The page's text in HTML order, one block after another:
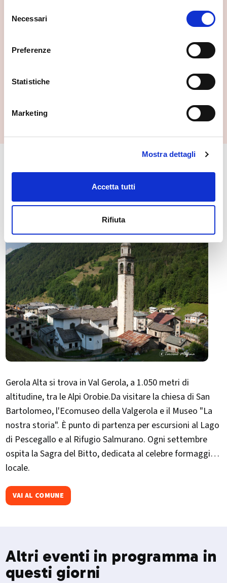
delNecessari
Preferenze
Statistiche
Marketing
Mostra dettagli
Accetta tutti
Rifiuta
🏘️ Scopri il comune di
Gerola Alta si trova in Val Gerola, a 1.050 metri di
altitudine, tra le Alpi Orobie.Da visitare la chiesa di San
Bartolomeo, l'Ecomuseo della Valgerola e il Museo "La
nostra storia". È punto di partenza per escursioni al Lago
di Pescegallo e al Rifugio Salmurano. Ogni settembre
ospita la Sagra del Bitto, dedicata al celebre formaggio
locale.​
VAI AL COMUNE
Altri eventi in programma in
questi giorni